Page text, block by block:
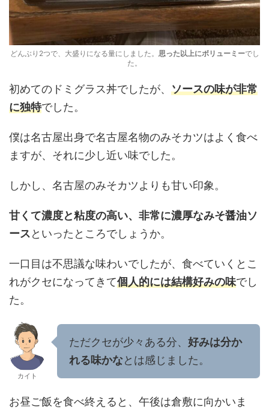
どんぶり2つで、大盛りになる量にしました。 思った以上にボリューミーでし
た。
初めてのドミグラス丼でしたが、 ソースの味が非常
に独特でした。
僕は名古屋出身で名古屋名物のみそカツはよく食べ
ますが、それに少し近い味でした。
しかし、名古屋のみそカツよりも甘い印象。
甘くて濃度と粘度の高い、非常に濃厚なみそ醤油ソ
ースといったところでしょうか。
一口目は不思議な味わいでしたが、食べていくとこ
れがクセになってきて個人的には結構好みの味でし
た。
カイト
ただクセが少々ある分、 好みは分か
れる味かなとは感じました。
お昼ご飯を食べ終えると、午後は倉敷に向かいま